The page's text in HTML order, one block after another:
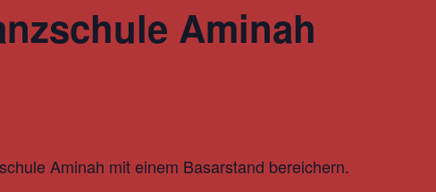
Aminah
Aminah mit einem Basarstand bereichern.